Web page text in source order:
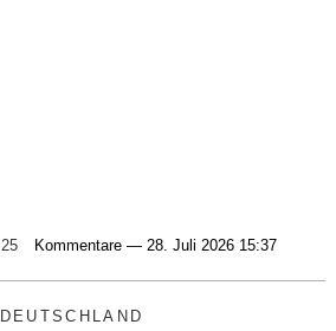
25 Kommentare — 28. Juli 2026 15:37
DEUTSCHLAND